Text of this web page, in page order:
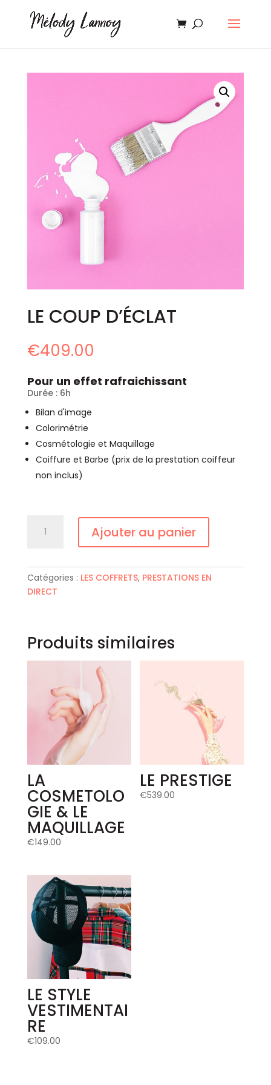
LE COUP D’ÉCLAT
€409.00
Pour un effet rafraichissant
Durée : 6h
Bilan d'image
Colorimétrie
Cosmétologie et Maquillage
Coiffure et Barbe (prix de la prestation coiffeur
non inclus)
D'ÉCLAT
Ajouter au panier
Catégories : LES COFFRETS, PRESTATIONS EN
DIRECT
Produits similaires
LA
COSMETOLO
GIE & LE
MAQUILLAGE
€149.00
LE PRESTIGE
€539.00
LE STYLE
VESTIMENTAI
RE
€109.00